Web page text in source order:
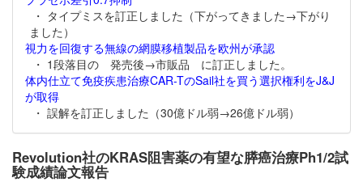
・ タイプミスを訂正しました（下がってきました→下がり
ました）
視力を回復する無線の網膜移植製品を欧州が承認
・ 1段落目の 発売後→市販品 に訂正しました。
体内仕立て免疫疾患治療CAR-TのSail社を買う選択権利をJ&J
が取得
・ 誤解を訂正しました（30億ドル弱→26億ドル弱）
Revolution社のKRAS阻害薬の有望な膵癌治療Ph1/2試
験成績論文報告